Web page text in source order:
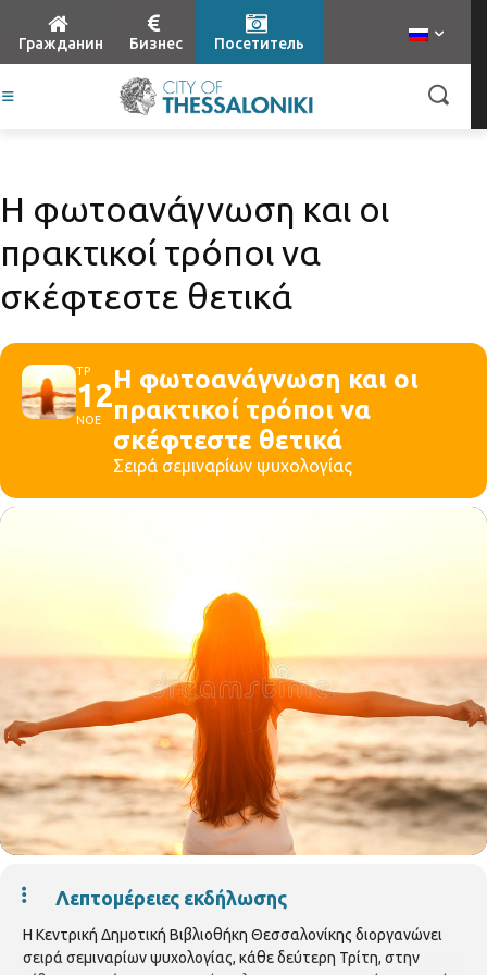
Гражданин Бизнес Посетитель
Η φωτοανάγνωση και οι
πρακτικοί τρόποι να
σκέφτεστε θετικά
ΤΡ
12
ΝΟΕ
Η φωτοανάγνωση και οι
πρακτικοί τρόποι να
σκέφτεστε θετικά
Σειρά σεμιναρίων ψυχολογίας
Λεπτομέρειες εκδήλωσης
Η Κεντρική Δημοτική Βιβλιοθήκη Θεσσαλονίκης διοργανώνει
σειρά σεμιναρίων ψυχολογίας, κάθε δεύτερη Τρίτη, στην